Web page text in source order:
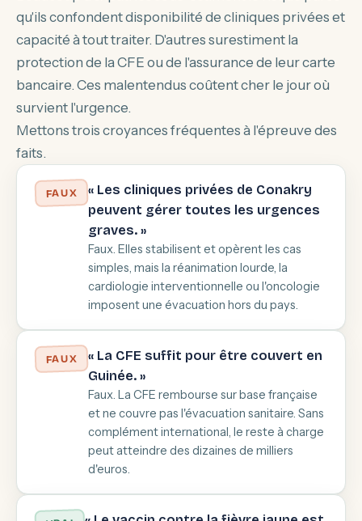
qu'ils confondent disponibilité de cliniques privées et
capacité à tout traiter. D'autres surestiment la
protection de la CFE ou de l'assurance de leur carte
bancaire. Ces malentendus coûtent cher le jour où
survient l'urgence.
Mettons trois croyances fréquentes à l'épreuve des
faits.
FAUX
« Les cliniques privées de Conakry
peuvent gérer toutes les urgences
graves. »
Faux. Elles stabilisent et opèrent les cas
simples, mais la réanimation lourde, la
cardiologie interventionnelle ou l'oncologie
imposent une évacuation hors du pays.
FAUX
« La CFE suffit pour être couvert en
Guinée. »
Faux. La CFE rembourse sur base française
et ne couvre pas l'évacuation sanitaire. Sans
complément international, le reste à charge
peut atteindre des dizaines de milliers
d'euros.